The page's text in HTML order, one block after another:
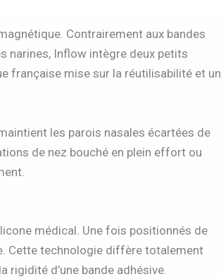
Contrairement aux bandes
narines, Inflow intègre deux petits
française mise sur la réutilisabilité et un
les parois nasales écartées de
de nez bouché en plein effort ou
médical. Une fois positionnés de
Cette technologie diffère totalement
rigidité d’une bande adhésive.